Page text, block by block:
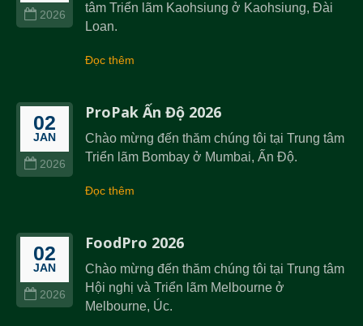
2026
tâm Triển lãm Kaohsiung ở Kaohsiung, Đài
Loan.
Đọc thêm
02
JAN
2026
ProPak Ấn Độ 2026
Chào mừng đến thăm chúng tôi tại Trung tâm
Triển lãm Bombay ở Mumbai, Ấn Độ.
Đọc thêm
02
JAN
2026
FoodPro 2026
Chào mừng đến thăm chúng tôi tại Trung tâm
Hội nghị và Triển lãm Melbourne ở
Melbourne, Úc.